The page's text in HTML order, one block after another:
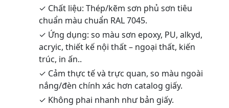
✓ Chất liệu: Thép/kẽm sơn phủ sơn tiêu
chuẩn màu chuẩn RAL 7045.
✓ Ứng dụng: so màu sơn epoxy, PU, alkyd,
acryic, thiết kế nội thất – ngoại thất, kiến
trúc, in ấn..
✓ Cảm thực tế và trực quan, so màu ngoài
nắng/đèn chính xác hơn catalog giấy.
✓ Không phai nhanh như bản giấy.